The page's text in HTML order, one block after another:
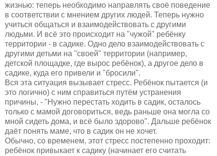
жизнью: теперь необходимо направлять своё поведение
в соответствии с мнением других людей. Теперь нужно
учиться общаться и взаимодействовать с другими
людьми. И всё это происходит на "чужой" ребёнку
территории - в садике. Одно дело взаимодействовать с
другими детьми на "своей" территории (например,
детской площадке, где вырос ребёнок), а другое дело в
садике, куда его привели и "бросили".
Вся эта ситуация вызывает стресс. Ребёнок пытается (и
это логично) с ним справиться путём устранения
причины, - "Нужно перестать ходить в садик, осталось
только с мамой договориться, ведь раньше она могла со
мной сидеть дома, и всё было здорово". Дальше ребёнок
даёт понять маме, что в садик он не хочет.
Обычно, со временем, этот стресс постепенно проходит:
ребёнок привыкает к садику (начинает его считать